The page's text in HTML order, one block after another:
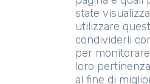
state
utilizzare
condividerli
per
loro
al fine di